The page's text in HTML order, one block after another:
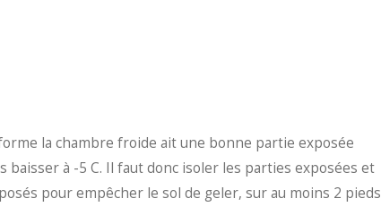
la chambre froide ait une bonne partie exposée
à -5 C. Il faut donc isoler les parties exposées et
pour empêcher le sol de geler, sur au moins 2 pieds